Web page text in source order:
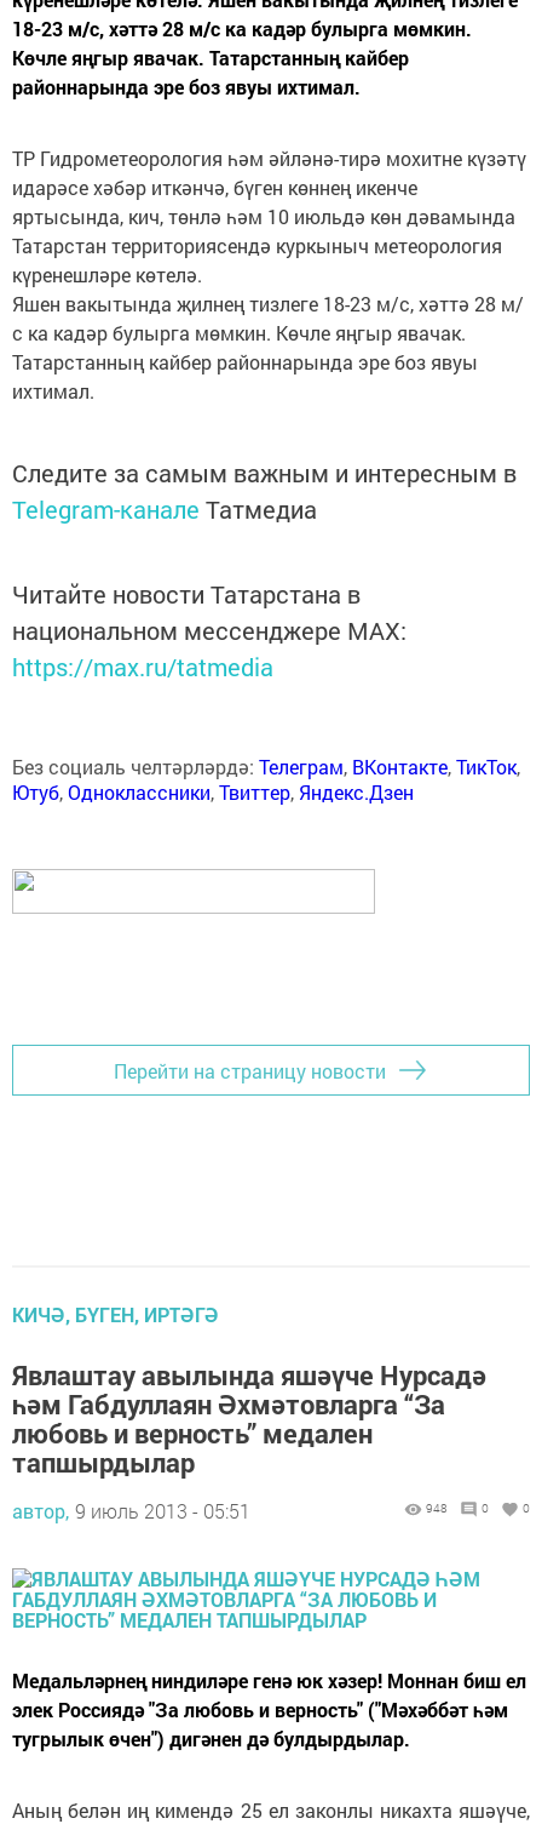
18-23 м/с, хәттә 28 м/с ка кадәр булырга мөмкин.
Көчле яңгыр явачак. Татарстанның кайбер
районнарында эре боз явуы ихтимал.
ТР Гидрометеорология һәм әйләнә-тирә мохитне күзәтү
идарәсе хәбәр иткәнчә, бүген көннең икенче
яртысында, кич, төнлә һәм 10 июльдә көн дәвамында
Татарстан территориясендә куркыныч метеорология
күренешләре көтелә.
Яшен вакытында җилнең тизлеге 18-23 м/с, хәттә 28 м/
с ка кадәр булырга мөмкин. Көчле яңгыр явачак.
Татарстанның кайбер районнарында эре боз явуы
ихтимал.
Следите за самым важным и интересным в
Telegram-канале Татмедиа
Читайте новости Татарстана в
национальном мессенджере MАХ:
https://max.ru/tatmedia
Без социаль челтәрләрдә: Телеграм, ВКонтакте,ТикТок,
Ютуб,Одноклассники,Твиттер, Яндекс.Дзен
Перейти на страницу новости
КИЧӘ, БҮГЕН, ИРТӘГӘ
Явлаштау авылында яшәүче Нурсадә
һәм Габдуллаян Әхмәтовларга “За
любовь и верность” медален
тапшырдылар
автор, 9 июль 2013 - 05:51 948 0 0
Медальләрнең ниндиләре генә юк хәзер! Моннан биш ел
элек Россиядә "За любовь и верность" ("Мәхәббәт һәм
тугрылык өчен") дигәнен дә булдырдылар.
Аның белән иң кимендә 25 ел законлы никахта яшәүче,